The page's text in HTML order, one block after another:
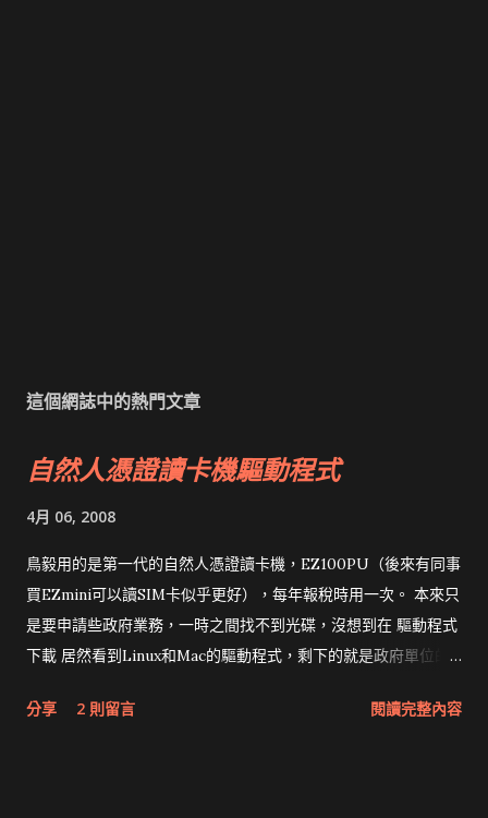
這個網誌中的熱門文章
自然人憑證讀卡機驅動程式
4月 06, 2008
鳥毅用的是第一代的自然人憑證讀卡機，EZ100PU（後來有同事
買EZmini可以讀SIM卡似乎更好），每年報稅時用一次。 本來只
是要申請些政府業務，一時之間找不到光碟，沒想到在 驅動程式
下載 居然看到Linux和Mac的驅動程式，剩下的就是政府單位的
分享 2 則留言 閱讀完整內容